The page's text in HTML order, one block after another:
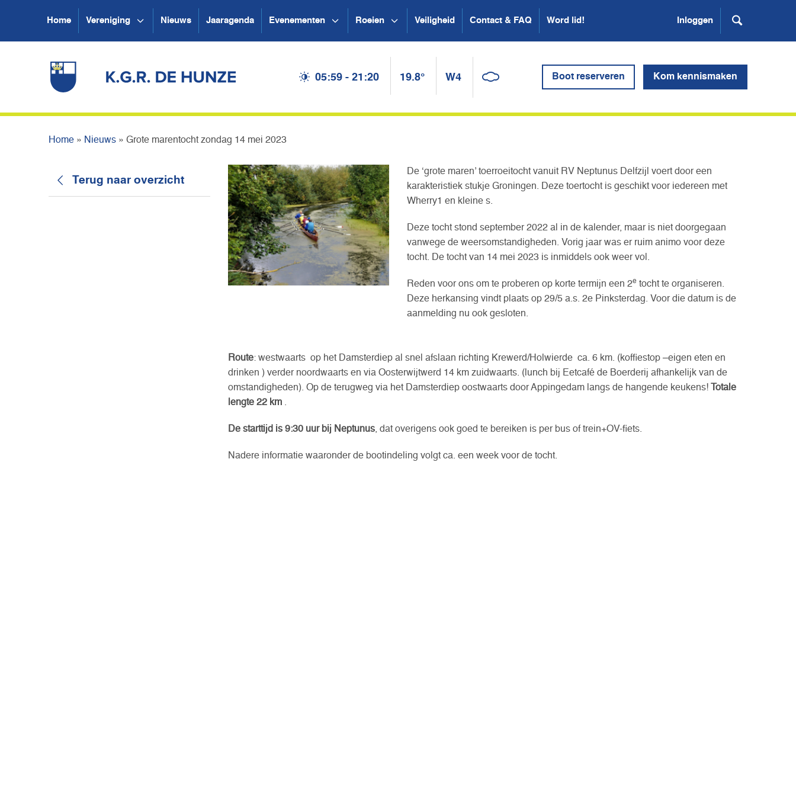
Home Vereniging Nieuws Jaaragenda Evenementen Roeien Veiligheid Contact & FAQ Word lid! Inloggen
05:59 - 21:20 19.8° W4 Boot reserveren Kom kennismaken
Home » Nieuws » Grote marentocht zondag 14 mei 2023
Terug naar overzicht
De ‘grote maren’ toerroeitocht vanuit RV Neptunus Delfzijl voert door een
karakteristiek stukje Groningen. Deze toertocht is geschikt voor iedereen met
Wherry1 en kleine s.
Deze tocht stond september 2022 al in de kalender, maar is niet doorgegaan
vanwege de weersomstandigheden. Vorig jaar was er ruim animo voor deze
tocht. De tocht van 14 mei 2023 is inmiddels ook weer vol.
Reden voor ons om te proberen op korte termijn een 2etocht te organiseren.
Deze herkansing vindt plaats op 29/5 a.s. 2e Pinksterdag. Voor die datum is de
aanmelding nu ook gesloten.
Route: westwaarts op het Damsterdiep al snel afslaan richting Krewerd/Holwierde ca. 6 km. (koffiestop –eigen eten en
drinken ) verder noordwaarts en via Oosterwijtwerd 14 km zuidwaarts. (lunch bij Eetcafé de Boerderij afhankelijk van de
omstandigheden). Op de terugweg via het Damsterdiep oostwaarts door Appingedam langs de hangende keukens!
Totale
lengte 22 km.
De starttijd is 9:30 uur bij Neptunus, dat overigens ook goed te bereiken is per bus of trein+OV-fiets.
Nadere informatie waaronder de bootindeling volgt ca. een week voor de tocht.